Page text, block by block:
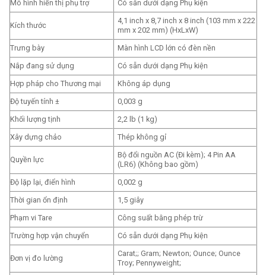
Mô hình hiển thị phụ trợ
Có sẵn dưới dạng Phụ kiện
Kích thước
4,1 inch x 8,7 inch x 8 inch (103 mm x 222
mm x 202 mm) (HxLxW)
Trưng bày
Màn hình LCD lớn có đèn nền
Nắp đang sử dụng
Có sẵn dưới dạng Phụ kiện
Hợp pháp cho Thương mại
Không áp dụng
Độ tuyến tính ±
0,003 g
Khối lượng tịnh
2,2 lb (1 kg)
Xây dựng chảo
Thép không gỉ
Quyền lực
Bộ đổi nguồn AC (Đi kèm); 4 Pin AA
(LR6) (Không bao gồm)
Độ lặp lại, điển hình
0,002 g
Thời gian ổn định
1,5 giây
Phạm vi Tare
Công suất bằng phép trừ
Trường hợp vận chuyển
Có sẵn dưới dạng Phụ kiện
Đơn vị đo lường
Carat;; Gram; Newton; Ounce; Ounce
Troy; Pennyweight;